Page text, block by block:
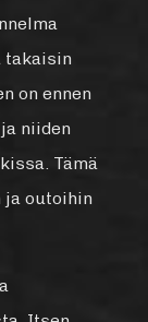
takaisin
on ennen
niiden
Tämä
ja outoihin